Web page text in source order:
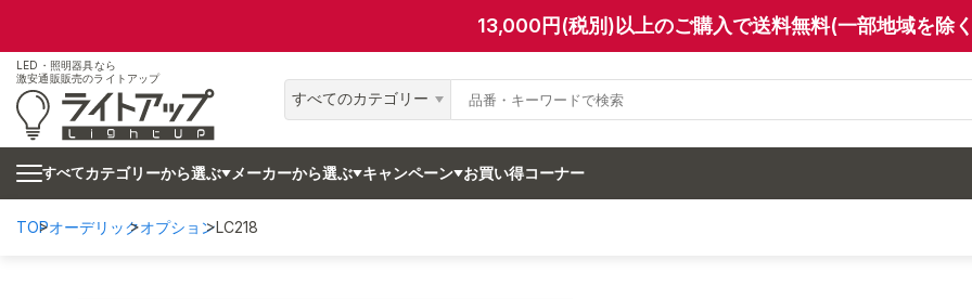
13,000円(税別)以上のご購入で送料無料(一部地域を除
LED・照明器具なら
激安通販販売のライトアップ
すべてのカテゴリー
すべてカテゴリーから選ぶ メーカーから選ぶ キャンペーン お買い得コーナー
TOPオーデリックオプションLC218